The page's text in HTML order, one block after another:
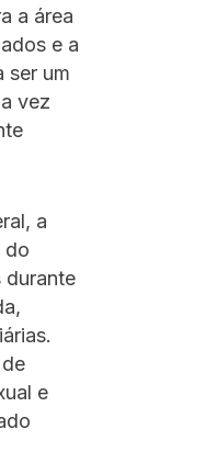
a área
e a
ser um
vez
a
do
durante
e